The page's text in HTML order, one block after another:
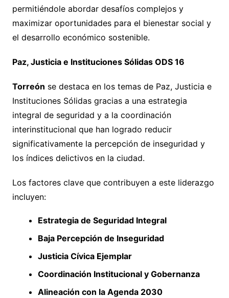
permitiéndole abordar desafíos complejos y
maximizar oportunidades para el bienestar social y
el desarrollo económico sostenible.
Paz, Justicia e Instituciones Sólidas ODS 16
Torreón se destaca en los temas de Paz, Justicia e
Instituciones Sólidas gracias a una estrategia
integral de seguridad y a la coordinación
interinstitucional que han logrado reducir
significativamente la percepción de inseguridad y
los índices delictivos en la ciudad.
Los factores clave que contribuyen a este liderazgo
incluyen:
Estrategia de Seguridad Integral
Baja Percepción de Inseguridad
Justicia Cívica Ejemplar
Coordinación Institucional y Gobernanza
Alineación con la Agenda 2030